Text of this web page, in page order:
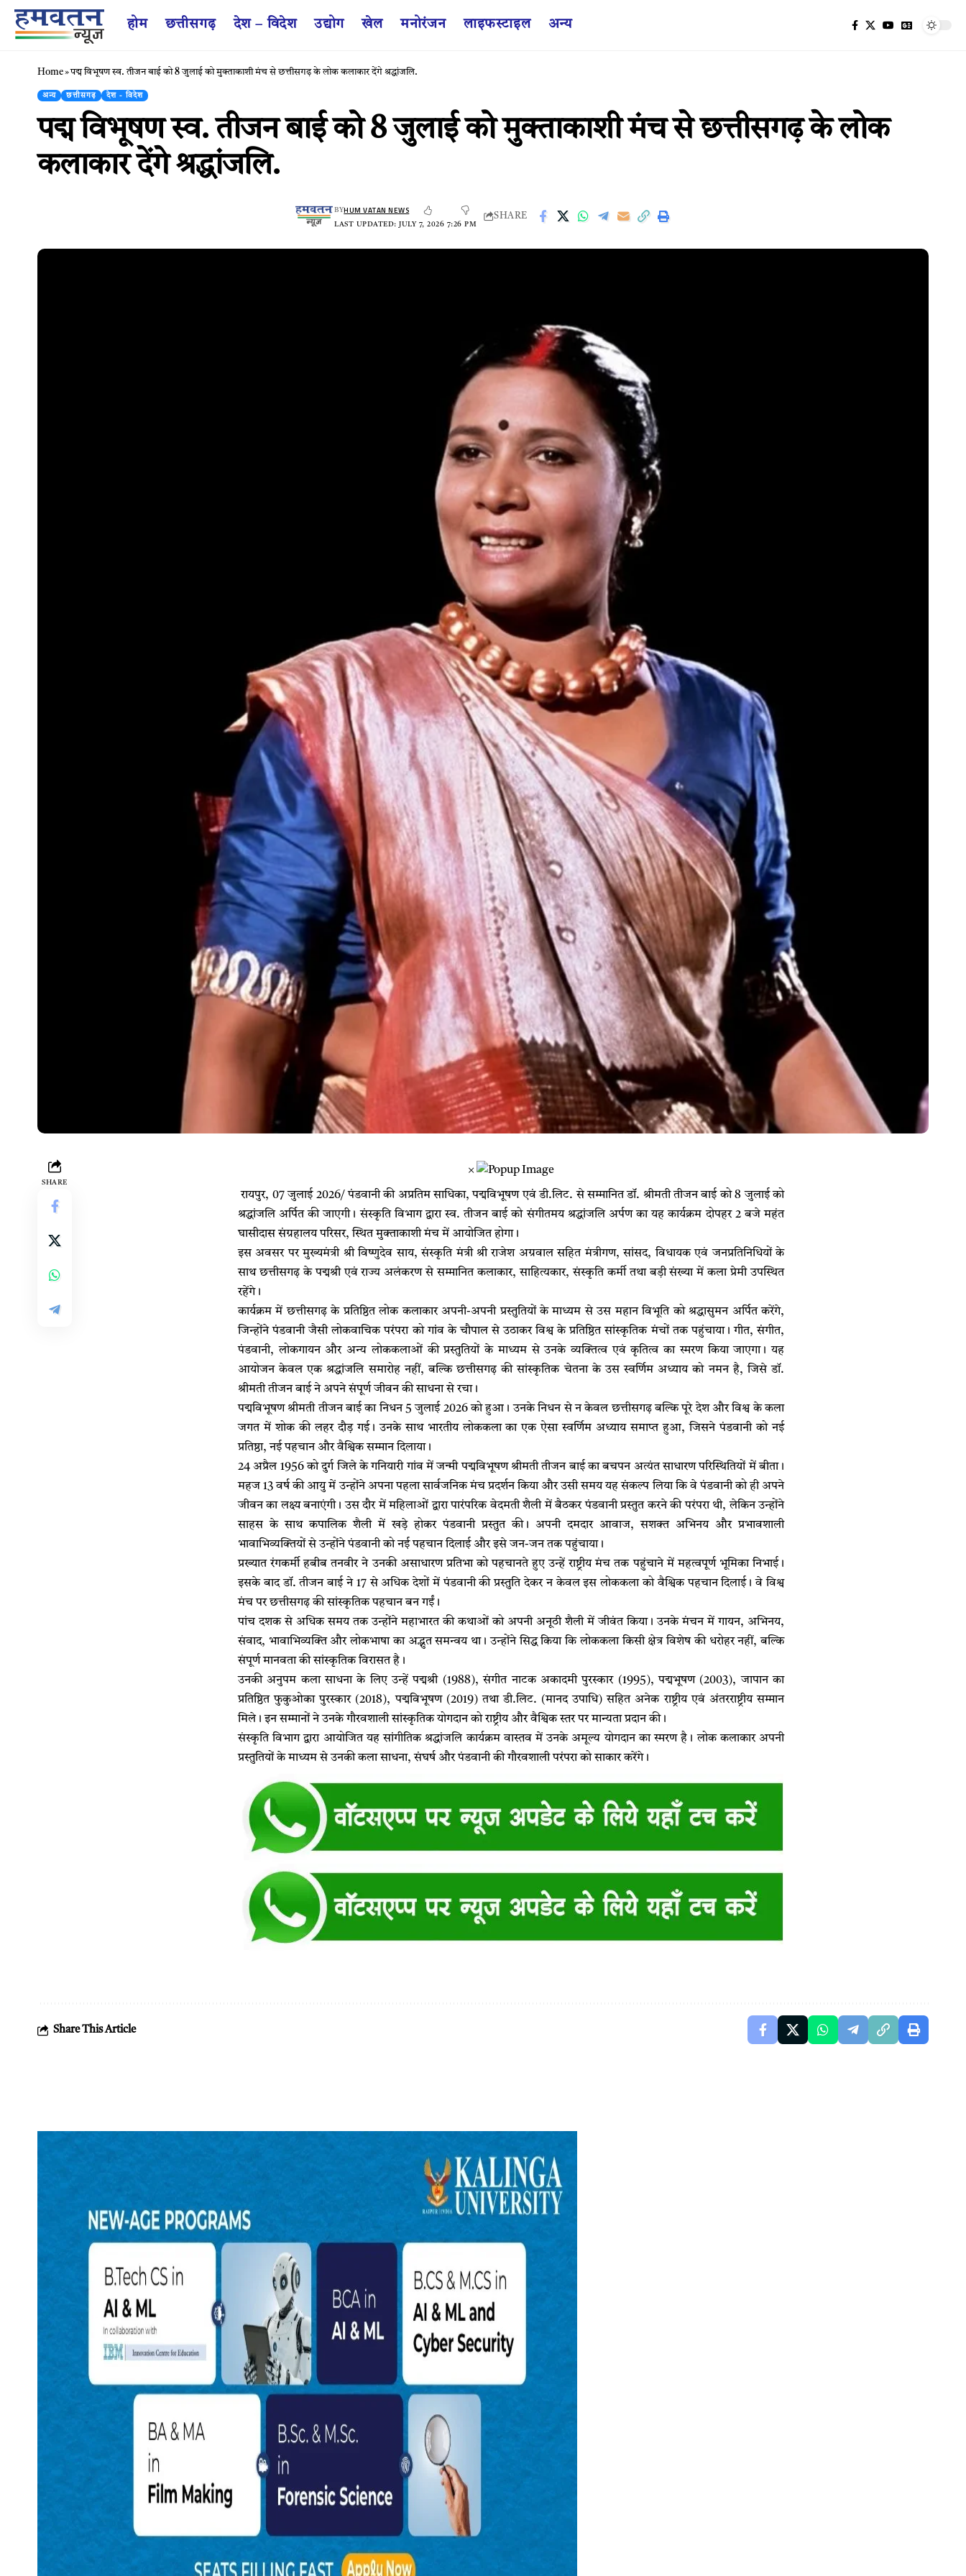
होम छत्तीसगढ़ देश – विदेश उद्योग खेल मनोरंजन लाइफस्टाइल अन्य
Home»पद्म विभूषण स्व. तीजन बाई को 8 जुलाई को मुक्ताकाशी मंच से छत्तीसगढ़ के लोक कलाकार देंगे श्रद्धांजलि.
अन्य छत्तीसगढ़ देश - विदेश
पद्म विभूषण स्व. तीजन बाई को 8 जुलाई को मुक्ताकाशी मंच से छत्तीसगढ़ के लोक
कलाकार देंगे श्रद्धांजलि.
LAST UPDATED: JULY 7, 2026 7:26 PM
BYHUM VATAN NEWS
SHARE
SHARE
×
रायपुर, 07 जुलाई 2026/ पंडवानी की अप्रतिम साधिका, पद्मविभूषण एवं डी.लिट. से सम्मानित डॉ. श्रीमती तीजन बाई को 8 जुलाई को
श्रद्धांजलि अर्पित की जाएगी। संस्कृति विभाग द्वारा स्व. तीजन बाई को संगीतमय श्रद्धांजलि अर्पण का यह कार्यक्रम दोपहर 2 बजे महंत
घासीदास संग्रहालय परिसर, स्थित मुक्ताकाशी मंच में आयोजित होगा।
इस अवसर पर मुख्यमंत्री श्री विष्णुदेव साय, संस्कृति मंत्री श्री राजेश अग्रवाल सहित मंत्रीगण, सांसद, विधायक एवं जनप्रतिनिधियों के
साथ छत्तीसगढ़ के पद्मश्री एवं राज्य अलंकरण से सम्मानित कलाकार, साहित्यकार, संस्कृति कर्मी तथा बड़ी संख्या में कला प्रेमी उपस्थित
रहेंगे।
कार्यक्रम में छत्तीसगढ़ के प्रतिष्ठित लोक कलाकार अपनी-अपनी प्रस्तुतियों के माध्यम से उस महान विभूति को श्रद्धासुमन अर्पित करेंगे,
जिन्होंने पंडवानी जैसी लोकवाचिक परंपरा को गांव के चौपाल से उठाकर विश्व के प्रतिष्ठित सांस्कृतिक मंचों तक पहुंचाया। गीत, संगीत,
पंडवानी, लोकगायन और अन्य लोककलाओं की प्रस्तुतियों के माध्यम से उनके व्यक्तित्व एवं कृतित्व का स्मरण किया जाएगा। यह
आयोजन केवल एक श्रद्धांजलि समारोह नहीं, बल्कि छत्तीसगढ़ की सांस्कृतिक चेतना के उस स्वर्णिम अध्याय को नमन है, जिसे डॉ.
श्रीमती तीजन बाई ने अपने संपूर्ण जीवन की साधना से रचा।
पद्मविभूषण श्रीमती तीजन बाई का निधन 5 जुलाई 2026 को हुआ। उनके निधन से न केवल छत्तीसगढ़ बल्कि पूरे देश और विश्व के कला
जगत में शोक की लहर दौड़ गई। उनके साथ भारतीय लोककला का एक ऐसा स्वर्णिम अध्याय समाप्त हुआ, जिसने पंडवानी को नई
प्रतिष्ठा, नई पहचान और वैश्विक सम्मान दिलाया।
24 अप्रैल 1956 को दुर्ग जिले के गनियारी गांव में जन्मी पद्मविभूषण श्रीमती तीजन बाई का बचपन अत्यंत साधारण परिस्थितियों में बीता।
महज 13 वर्ष की आयु में उन्होंने अपना पहला सार्वजनिक मंच प्रदर्शन किया और उसी समय यह संकल्प लिया कि वे पंडवानी को ही अपने
जीवन का लक्ष्य बनाएंगी। उस दौर में महिलाओं द्वारा पारंपरिक वेदमती शैली में बैठकर पंडवानी प्रस्तुत करने की परंपरा थी, लेकिन उन्होंने
साहस के साथ कपालिक शैली में खड़े होकर पंडवानी प्रस्तुत की। अपनी दमदार आवाज, सशक्त अभिनय और प्रभावशाली
भावाभिव्यक्तियों से उन्होंने पंडवानी को नई पहचान दिलाई और इसे जन-जन तक पहुंचाया।
प्रख्यात रंगकर्मी हबीब तनवीर ने उनकी असाधारण प्रतिभा को पहचानते हुए उन्हें राष्ट्रीय मंच तक पहुंचाने में महत्वपूर्ण भूमिका निभाई।
इसके बाद डॉ. तीजन बाई ने 17 से अधिक देशों में पंडवानी की प्रस्तुति देकर न केवल इस लोककला को वैश्विक पहचान दिलाई। वे विश्व
मंच पर छत्तीसगढ़ की सांस्कृतिक पहचान बन गईं।
पांच दशक से अधिक समय तक उन्होंने महाभारत की कथाओं को अपनी अनूठी शैली में जीवंत किया। उनके मंचन में गायन, अभिनय,
संवाद, भावाभिव्यक्ति और लोकभाषा का अद्भुत समन्वय था। उन्होंने सिद्ध किया कि लोककला किसी क्षेत्र विशेष की धरोहर नहीं, बल्कि
संपूर्ण मानवता की सांस्कृतिक विरासत है।
उनकी अनुपम कला साधना के लिए उन्हें पद्मश्री (1988), संगीत नाटक अकादमी पुरस्कार (1995), पद्मभूषण (2003), जापान का
प्रतिष्ठित फुकुओका पुरस्कार (2018), पद्मविभूषण (2019) तथा डी.लिट. (मानद उपाधि) सहित अनेक राष्ट्रीय एवं अंतरराष्ट्रीय सम्मान
मिले। इन सम्मानों ने उनके गौरवशाली सांस्कृतिक योगदान को राष्ट्रीय और वैश्विक स्तर पर मान्यता प्रदान की।
संस्कृति विभाग द्वारा आयोजित यह सांगीतिक श्रद्धांजलि कार्यक्रम वास्तव में उनके अमूल्य योगदान का स्मरण है। लोक कलाकार अपनी
प्रस्तुतियों के माध्यम से उनकी कला साधना, संघर्ष और पंडवानी की गौरवशाली परंपरा को साकार करेंगे।
Share This Article